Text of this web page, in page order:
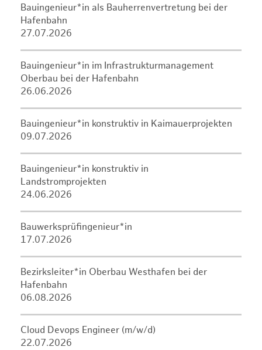
Bauingenieur*in als Bauherrenvertretung bei der
Hafenbahn
27.07.2026
Bauingenieur*in im Infrastrukturmanagement
Oberbau bei der Hafenbahn
26.06.2026
Bauingenieur*in konstruktiv in Kaimauerprojekten
09.07.2026
Bauingenieur*in konstruktiv in
Landstromprojekten
24.06.2026
Bauwerksprüfingenieur*in
17.07.2026
Bezirksleiter*in Oberbau Westhafen bei der
Hafenbahn
06.08.2026
Cloud Devops Engineer (m/w/d)
22.07.2026